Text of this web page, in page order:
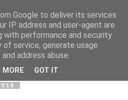
Gestión Empresarial ::
Google to deliver its services
IP address and user-agent are
with performance and security
service, generate usage
address abuse.
MORE GOT IT